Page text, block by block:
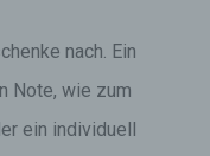
nach. Ein
Note, wie zum
ein individuell